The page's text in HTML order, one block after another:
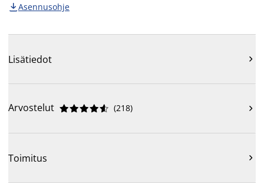
 Asennusohje
Lisätiedot 
Arvostelut 




 (218) 
Toimitus 